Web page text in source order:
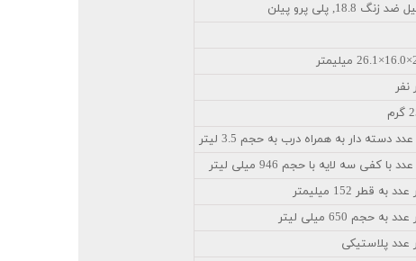
زنگ 18.8, پلی پرو پیلن
نفر
دسته دار به همراه درب به حجم 3.5 لیتر
با کفی سه لایه با حجم 946 میلی لیتر
به قطر 152 میلیمتر
به حجم 650 میلی لیتر
عدد پلاستیکی